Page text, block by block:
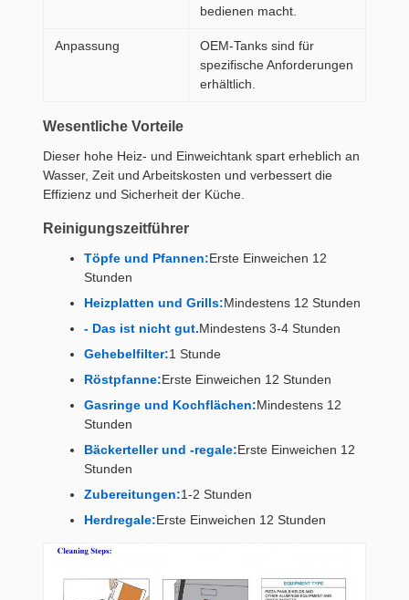
bedienen macht.
Anpassung
OEM-Tanks sind für
spezifische Anforderungen
erhältlich.
Wesentliche Vorteile
Dieser hohe Heiz- und Einweichtank spart erheblich an
Wasser, Zeit und Arbeitskosten und verbessert die
Effizienz und Sicherheit der Küche.
Reinigungszeitführer
Töpfe und Pfannen:Erste Einweichen 12
Stunden
Heizplatten und Grills:Mindestens 12 Stunden
- Das ist nicht gut.Mindestens 3-4 Stunden
Gehebelfilter:1 Stunde
Röstpfanne:Erste Einweichen 12 Stunden
Gasringe und Kochflächen:Mindestens 12
Stunden
Bäckerteller und -regale:Erste Einweichen 12
Stunden
Zubereitungen:1-2 Stunden
Herdregale:Erste Einweichen 12 Stunden